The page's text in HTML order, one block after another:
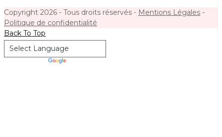
Copyright 2026 - Tous droits réservés - Mentions Légales -
Politique de confidentialité
Back To Top